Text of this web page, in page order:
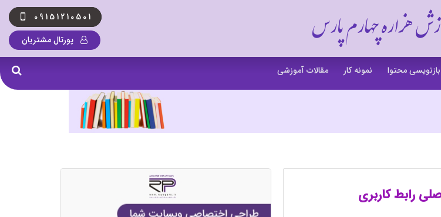
هزاره چهارم پارس
09151210501
پورتال مشتریان
محتوا نمونه کار مقالات آموزشی